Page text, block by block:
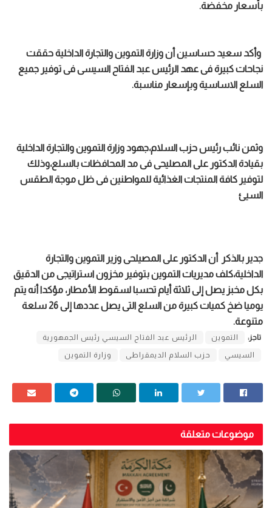
بأسعار مخفضة.
وأكد سعيد حساسين أن وزارة التموين والتجارة الداخلية حققت
نجاحات كبيرة فى عهد الرئيس عبد الفتاح السيسى فى توفير جميع
السلع الاساسية وبإسعار مناسبة.
وثمن نائب رئيس حزب السلام،جهود وزارة التموين والتجارة الداخلية
بقيادة الدكتور على المصليحى فى مد المحافظات بالسلع،وذلك
لتوفير كافة المنتجات الغذائية للمواطنين فى ظل موجة الطقس
السيئ
جدير بالذكر أن الدكتور على المصيلحى وزير التموين والتجارة
الداخلية،كلف مديريات التموين بتوفير مخزون استراتيجى ‏من الدقيق
بكل مخبز يصل إلى ثلاثة أيام تحسبا لسقوط الأمطار، مؤكدا أنه يتم
يوميا ضخ كميات كبيرة من السلع التى يصل عددها إلى 26 سلعة
متنوعة.
تاجز: التموين الرئيس عبد الفتاح السيسي رئيس الجمهورية
السيسي حزب السلام الديمقراطى وزارة التموين
موضوعات متعلقة